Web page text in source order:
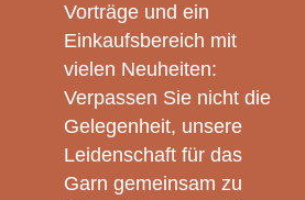
Vorträge und ein
Einkaufsbereich mit
vielen Neuheiten:
Verpassen Sie nicht die
Gelegenheit, unsere
Leidenschaft für das
Garn gemeinsam zu